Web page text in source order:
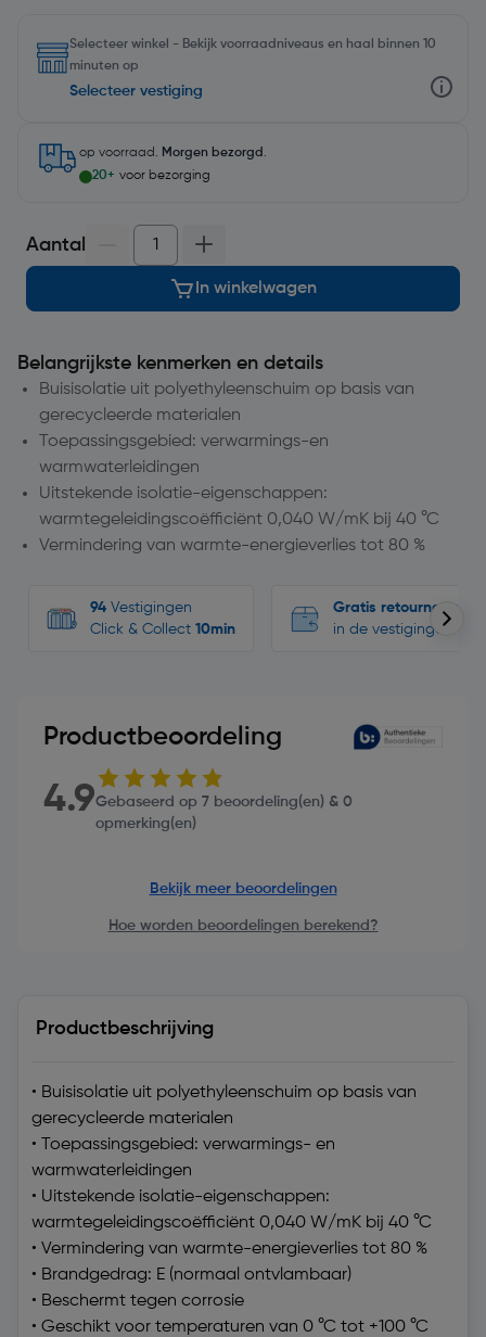
Selecteer winkel - Bekijk voorraadniveaus en haal binnen 10
minuten op
Selecteer vestiging
op voorraad. Morgen bezorgd .
20+ voor bezorging
Aantal
In winkelwagen
Belangrijkste kenmerken en details
Buisisolatie uit polyethyleenschuim op basis van
gerecycleerde materialen
Toepassingsgebied: verwarmings-en
warmwaterleidingen
Uitstekende isolatie-eigenschappen:
warmtegeleidingscoëfficiënt 0,040 W/mK bij 40 °C
Vermindering van warmte-energieverlies tot 80 %
94 Vestigingen
Click & Collect 10min
Gratis retourneren
in de vestigingen
Productbeoordeling
4.9Gebaseerd op 7 beoordeling(en) & 0
opmerking(en)
Bekijk meer beoordelingen
Hoe worden beoordelingen berekend?
Productbeschrijving
• Buisisolatie uit polyethyleenschuim op basis van
gerecycleerde materialen
• Toepassingsgebied: verwarmings- en
warmwaterleidingen
• Uitstekende isolatie-eigenschappen:
warmtegeleidingscoëfficiënt 0,040 W/mK bij 40 °C
• Vermindering van warmte-energieverlies tot 80 %
• Brandgedrag: E (normaal ontvlambaar)
• Beschermt tegen corrosie
• Geschikt voor temperaturen van 0 °C tot +100 °C